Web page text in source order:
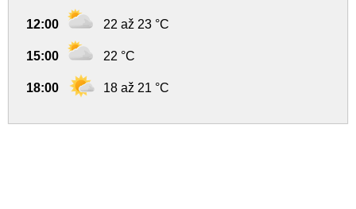
12:00 22 až 23 °C
15:00 22 °C
18:00 18 až 21 °C